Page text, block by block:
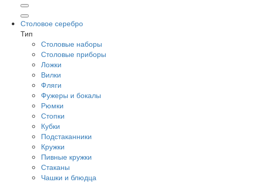
Столовое серебро
Тип
Столовые наборы
Столовые приборы
Ложки
Вилки
Фляги
Фужеры и бокалы
Рюмки
Стопки
Кубки
Подстаканники
Кружки
Пивные кружки
Стаканы
Чашки и блюдца